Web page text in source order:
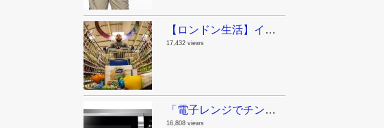
【ロンドン生活】イギリスの物価ってどんなもん？今日スーパーで買った物。
17,432 views
「電子レンジでチンする」は英語でなんて言うの？意外な単語が動詞になる話。
16,808 views